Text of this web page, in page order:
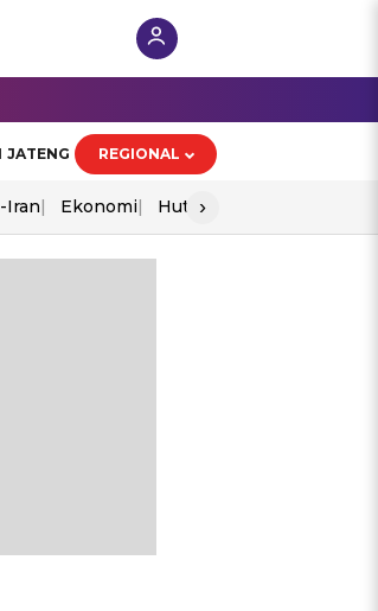
JATENG REGIONAL
Iran Ekonomi Hut Ri
›